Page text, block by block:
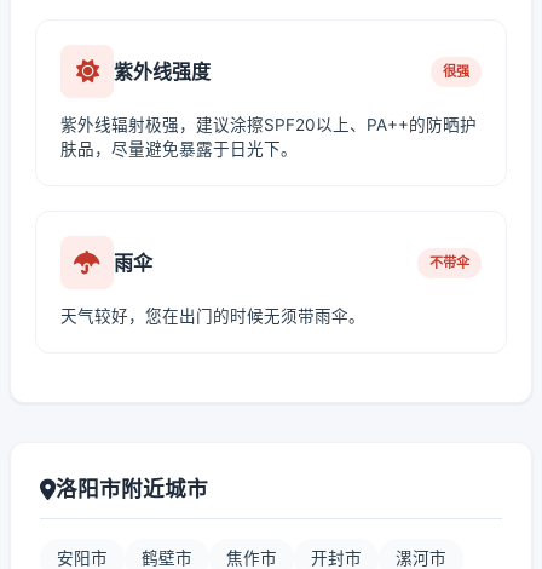
紫外线强度 很强
紫外线辐射极强，建议涂擦SPF20以上、PA++的防晒护
肤品，尽量避免暴露于日光下。
雨伞 不带伞
天气较好，您在出门的时候无须带雨伞。
洛阳市附近城市
安阳市 鹤壁市 焦作市 开封市 漯河市